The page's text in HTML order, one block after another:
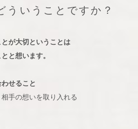
ういうことですか？
が大切ということは
と想います。
せること
手の想いを取り入れる